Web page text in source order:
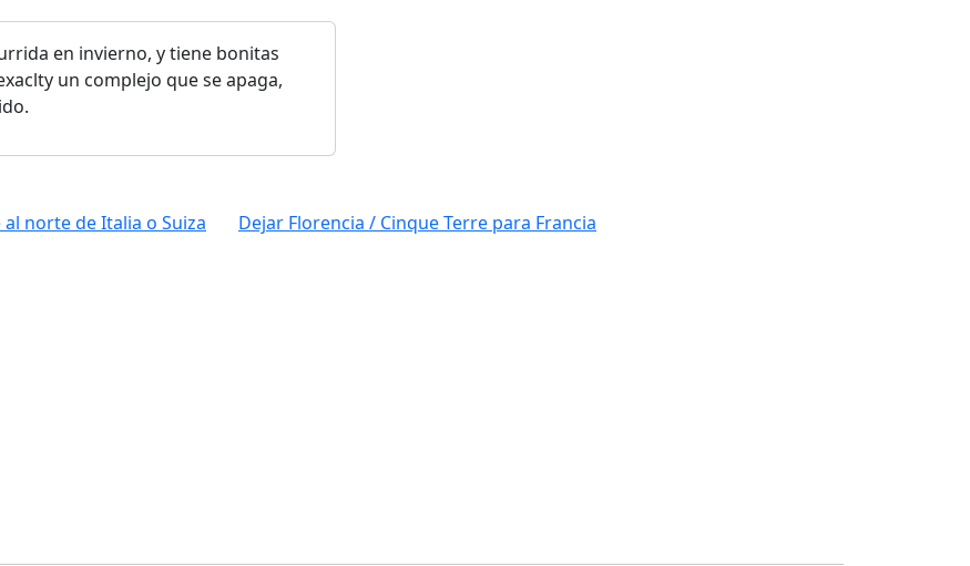
en invierno, y tiene bonitas
un complejo que se apaga,
norte de Italia o Suiza Dejar Florencia / Cinque Terre para Francia